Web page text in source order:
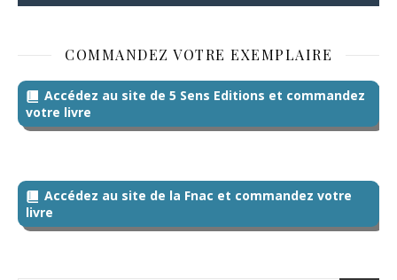
COMMANDEZ VOTRE EXEMPLAIRE
Accédez au site de 5 Sens Editions et commandez
votre livre
Accédez au site de la Fnac et commandez votre
livre